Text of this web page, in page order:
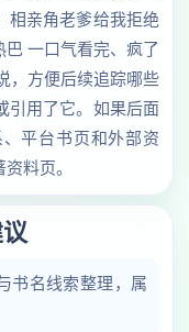
相亲角老爹给我拒绝
一口气看完、疯了
，方便后续追踪哪些
引用了它。如果后面
平台书页和外部资
料页。
书名线索整理，属